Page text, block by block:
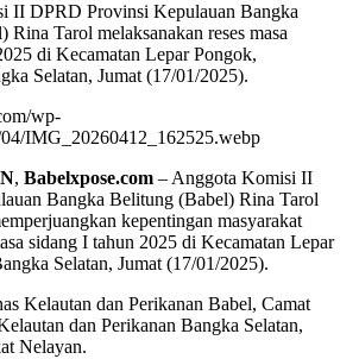
II DPRD Provinsi Kepulauan Bangka
Rina Tarol melaksanakan reses masa
di Kecamatan Lepar Pongok,
Selatan, Jumat (17/01/2025).
, Babelxpose.com – Anggota Komisi II
Bangka Belitung (Babel) Rina Tarol
kepentingan masyarakat
sidang I tahun 2025 di Kecamatan Lepar
Selatan, Jumat (17/01/2025).
Kelautan dan Perikanan Babel, Camat
dan Perikanan Bangka Selatan,
Nelayan.